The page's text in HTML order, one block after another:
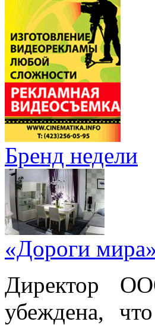
Бренд недели
«Дороги
Директор
убеждена,